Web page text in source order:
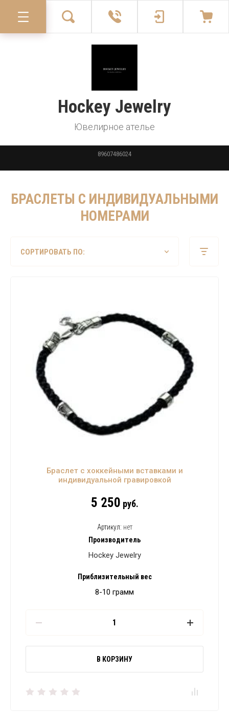
Hockey Jewelry
Ювелирное ателье
89607486024
БРАСЛЕТЫ С ИНДИВИДУАЛЬНЫМИ
НОМЕРАМИ
СОРТИРОВАТЬ ПО:
Браслет с хоккейными вставками и
индивидуальной гравировкой
5 250 руб.
Артикул: нет
Производитель
Hockey Jewelry
Приблизительный вес
8-10 грамм
В КОРЗИНУ